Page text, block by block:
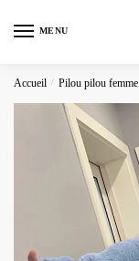
MENU
Accueil / Pilou pilou femme